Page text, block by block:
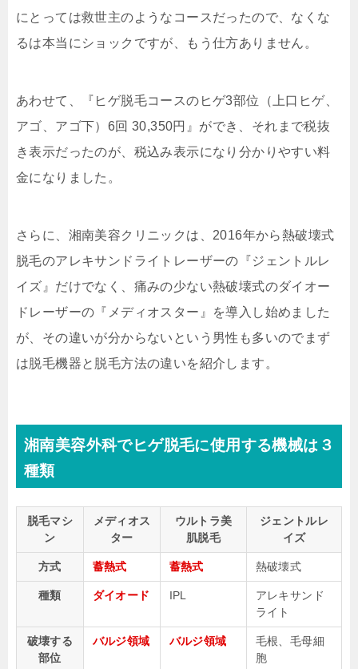
にとっては救世主のようなコースだったので、なくな
るは本当にショックですが、もう仕方ありません。
あわせて、『ヒゲ脱毛コースのヒゲ3部位（上口ヒゲ、
アゴ、アゴ下）6回 30,350円』ができ、それまで税抜
き表示だったのが、税込み表示になり分かりやすい料
金になりました。
さらに、湘南美容クリニックは、2016年から熱破壊式
脱毛のアレキサンドライトレーザーの『ジェントルレ
イズ』だけでなく、痛みの少ない熱破壊式のダイオー
ドレーザーの『メディオスター』を導入し始めました
が、その違いが分からないという男性も多いのでまず
は脱毛機器と脱毛方法の違いを紹介します。
湘南美容外科でヒゲ脱毛に使用する機械は３
種類
脱毛マシ
ン
メディオス
ター
ウルトラ美
肌脱毛
ジェントルレ
イズ
方式 蓄熱式 蓄熱式 熱破壊式
種類 ダイオード IPL
アレキサンド
ライト
破壊する
部位
バルジ領域 バルジ領域
毛根、毛母細
胞